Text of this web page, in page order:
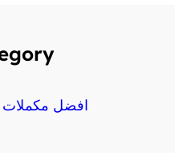
افضل مكملات